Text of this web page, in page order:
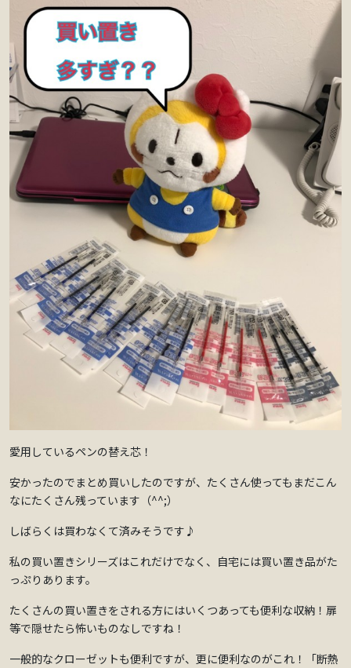
愛用しているペンの替え芯！
安かったのでまとめ買いしたのですが、たくさん使ってもまだこん
なにたくさん残っています（^^;）
しばらくは買わなくて済みそうです♪
私の買い置きシリーズはこれだけでなく、自宅には買い置き品がた
っぷりあります。
たくさんの買い置きをされる方にはいくつあっても便利な収納！扉
等で隠せたら怖いものなしですね！
一般的なクローゼットも便利ですが、更に便利なのがこれ！「断熱